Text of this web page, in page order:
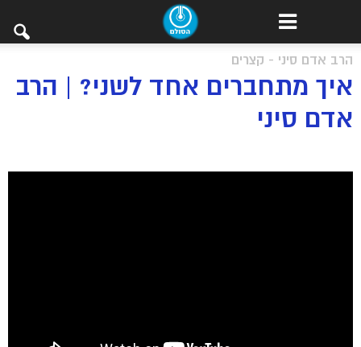
הרב אדם סיני - קצרים
איך מתחברים אחד לשני? | הרב
אדם סיני